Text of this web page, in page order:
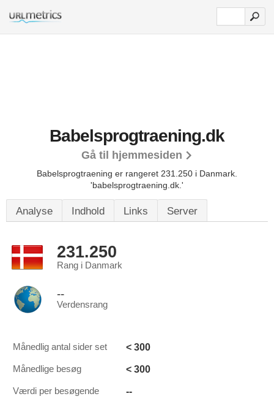
Babelsprogtraening.dk
Gå til hjemmesiden
Babelsprogtraening er rangeret 231.250 i Danmark.
'babelsprogtraening.dk.'
Analyse Indhold Links Server
231.250
Rang i Danmark
--
Verdensrang
Månedlig antal sider set < 300
Månedlige besøg < 300
Værdi per besøgende --